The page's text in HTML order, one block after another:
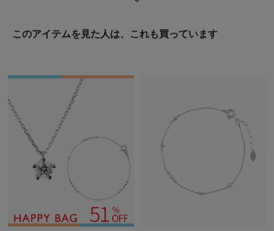
このアイテムを見た人は、これも買っています